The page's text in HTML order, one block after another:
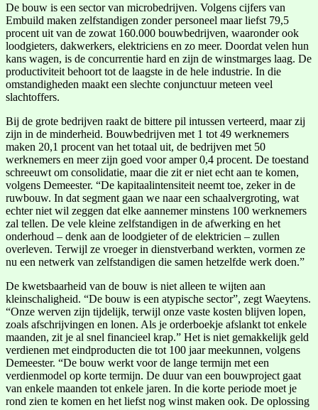
De bouw is een sector van microbedrijven. Volgens cijfers van
Embuild maken zelfstandigen zonder personeel maar liefst 79,5
procent uit van de zowat 160.000 bouwbedrijven, waaronder ook
loodgieters, dakwerkers, elektriciens en zo meer. Doordat velen hun
kans wagen, is de concurrentie hard en zijn de winstmarges laag. De
productiviteit behoort tot de laagste in de hele industrie. In die
omstandigheden maakt een slechte conjunctuur meteen veel
slachtoffers.
Bij de grote bedrijven raakt de bittere pil intussen verteerd, maar zij
zijn in de minderheid. Bouwbedrijven met 1 tot 49 werknemers
maken 20,1 procent van het totaal uit, de bedrijven met 50
werknemers en meer zijn goed voor amper 0,4 procent. De toestand
schreeuwt om consolidatie, maar die zit er niet echt aan te komen,
volgens Demeester. “De kapitaalintensiteit neemt toe, zeker in de
ruwbouw. In dat segment gaan we naar een schaalvergroting, wat
echter niet wil zeggen dat elke aannemer minstens 100 werknemers
zal tellen. De vele kleine zelfstandigen in de afwerking en het
onderhoud – denk aan de loodgieter of de elektricien – zullen
overleven. Terwijl ze vroeger in dienstverband werkten, vormen ze
nu een netwerk van zelfstandigen die samen hetzelfde werk doen.”
De kwetsbaarheid van de bouw is niet alleen te wijten aan
kleinschaligheid. “De bouw is een atypische sector”, zegt Waeytens.
“Onze werven zijn tijdelijk, terwijl onze vaste kosten blijven lopen,
zoals afschrijvingen en lonen. Als je orderboekje afslankt tot enkele
maanden, zit je al snel financieel krap.” Het is niet gemakkelijk geld
verdienen met eindproducten die tot 100 jaar meekunnen, volgens
Demeester. “De bouw werkt voor de lange termijn met een
verdienmodel op korte termijn. De duur van een bouwproject gaat
van enkele maanden tot enkele jaren. In die korte periode moet je
rond zien te komen en het liefst nog winst maken ook. De oplossing